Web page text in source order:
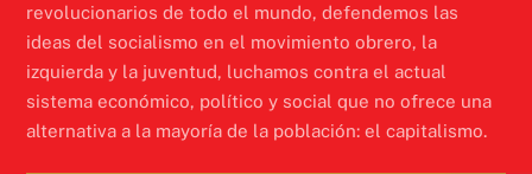
revolucionarios de todo el mundo, defendemos las
ideas del socialismo en el movimiento obrero, la
izquierda y la juventud, luchamos contra el actual
sistema económico, político y social que no ofrece una
alternativa a la mayoría de la población: el capitalismo.